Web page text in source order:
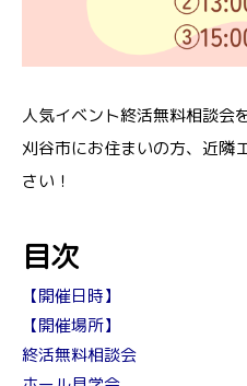
人気イベント終活無料相談会
刈谷市にお住まいの方、近隣
さい！
目次
【開催日時】
【開催場所】
終活無料相談会